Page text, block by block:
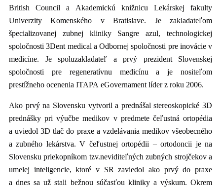
British Council a Akademickú knižnicu Lekárskej fakulty
Univerzity Komenského v Bratislave. Je zakladateľom
špecializovanej zubnej kliniky Sangre azul, technologickej
spoločnosti 3Dent medical a Odbornej spoločnosti pre inovácie v
medicíne. Je spoluzakladateľ a prvý prezident Slovenskej
spoločnosti pre regeneratívnu medicínu a je nositeľom
prestížneho ocenenia ITAPA eGovernament líder z roku 2006.
Ako prvý na Slovensku vytvoril a prednášal stereoskopické 3D
prednášky pri výučbe medikov v predmete čeľustná ortopédia
a uviedol 3D tlač do praxe a vzdelávania medikov všeobecného
a zubného lekárstva. V čeľustnej ortopédii – ortodoncii je na
Slovensku priekopníkom tzv.neviditeľných zubných strojčekov a
umelej inteligencie, ktoré v SR zaviedol ako prvý do praxe
a dnes sa už stali bežnou súčasťou kliniky a výskum. Okrem